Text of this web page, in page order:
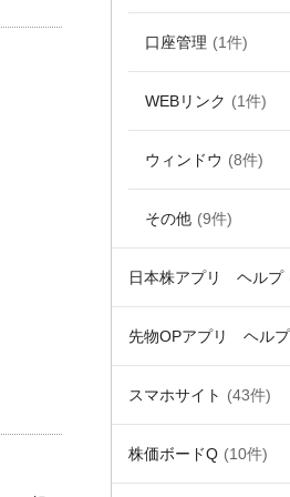
口座管理 (1件)
WEBリンク (1件)
ウィンドウ (8件)
その他 (9件)
日本株アプリ ヘルプ
先物OPアプリ ヘルプ
スマホサイト (43件)
株価ボードQ (10件)